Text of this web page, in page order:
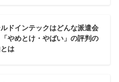
ドインテックはどんな派遣会
やめとけ・やばい」の評判の
は